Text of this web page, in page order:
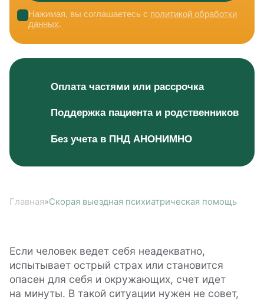
Нажимая, вы соглашаетесь с политикой обработки
данных.
Оплата частями или рассрочка
Поддержка пациента и родственников
Без учета в ПНД АНОНИМНО
Главная»Скорая выездная психиатрическая помощь
Если человек ведет себя неадекватно,
испытывает острый страх или становится
опасен для себя и окружающих, счет идет
на минуты. В такой ситуации нужен не совет,